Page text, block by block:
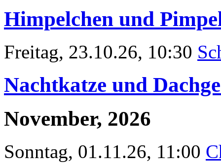
Himpelchen und
Freitag, 23.10.26, 10:30
Nachtkatze und
November, 2026
Sonntag, 01.11.26, 11:00